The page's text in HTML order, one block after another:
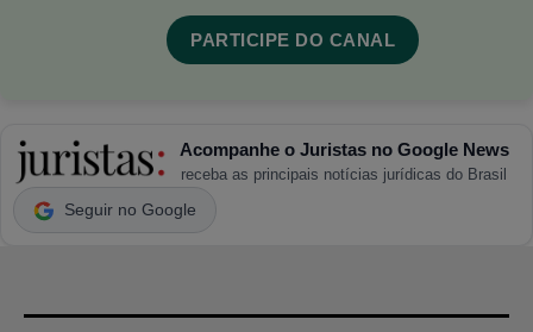
PARTICIPE DO CANAL
Acompanhe o Juristas no Google News
receba as principais notícias jurídicas do Brasil
Seguir no Google